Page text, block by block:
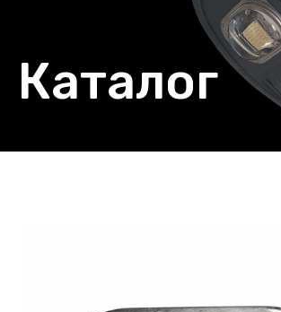
Каталог